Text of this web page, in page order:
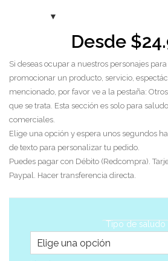
Desde $
Si deseas ocupar a nuestros personajes
promocionar un producto, servicio,
mencionado, por favor ve a la pestaña:
que se trata. Esta sección es solo para
comerciales.
Elige una opción y espera unos segundos
de texto para personalizar tu pedido.
Puedes pagar con Débito (Redcompra).
Paypal. Hacer transferencia directa.
Tipo de saludo